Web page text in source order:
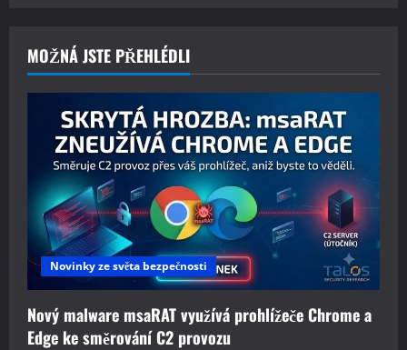
MOŽNÁ JSTE PŘEHLÉDLI
Novinky ze světa bezpečnosti
Nový malware msaRAT využívá prohlížeče Chrome a
Edge ke směrování C2 provozu